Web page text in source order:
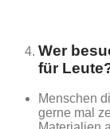
Wer
für
Menschen
gerne mal